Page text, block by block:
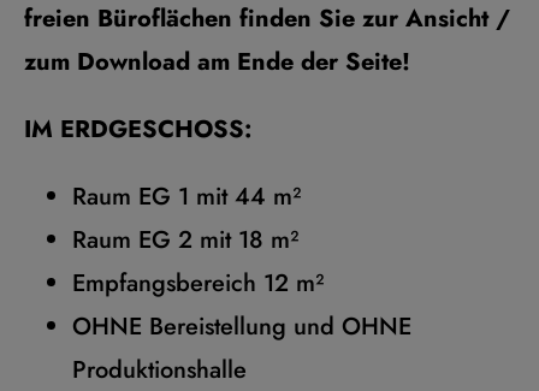
freien Büroflächen finden Sie zur Ansicht /
zum Download am Ende der Seite!
IM ERDGESCHOSS:
Raum EG 1 mit 44 m²
Raum EG 2 mit 18 m²
Empfangsbereich 12 m²
OHNE Bereistellung und OHNE
Produktionshalle